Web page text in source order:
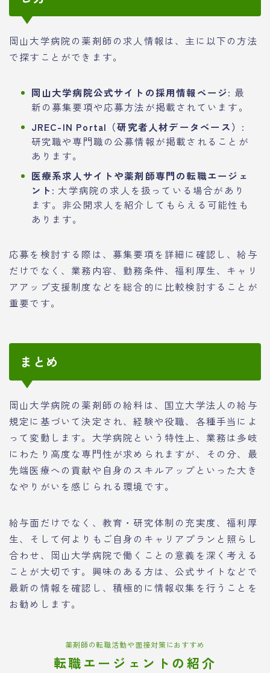
岡山大学病院の薬剤師の求人情報は、主に以下の方法
で探すことができます。
岡山大学病院公式サイトの採用情報ページ: 最
新の募集要項や応募方法が掲載されています。
JREC-IN Portal（研究者人材データベース）:
研究職や専門職の公募情報が掲載されることが
あります。
医療系求人サイトや薬剤師専門の転職エージェ
ント: 大学病院の求人を扱っている場合があり
ます。非公開求人を紹介してもらえる可能性も
あります。
応募を検討する際は、募集要項を詳細に確認し、給与
だけでなく、業務内容、勤務条件、福利厚生、キャリ
アアップ支援制度などを総合的に比較検討することが
重要です。
まとめ
岡山大学病院の薬剤師の給料は、国立大学法人の給与
規定に基づいて決定され、経験や役職、各種手当によ
って変動します。大学病院という特性上、業務は多岐
にわたり高度な専門性が求められますが、その分、最
先端医療への貢献や自身のスキルアップといった大き
なやりがいを感じられる環境です。
給与面だけでなく、教育・研究体制の充実度、福利厚
生、そして何よりもご自身のキャリアプランと照らし
合わせ、岡山大学病院で働くことの意義を深く考える
ことが大切です。興味のある方は、公式サイトなどで
最新の情報を確認し、積極的に情報収集を行うことを
お勧めします。
薬剤師の転職活動や面接対策におすすめ
転職エージェントの紹介